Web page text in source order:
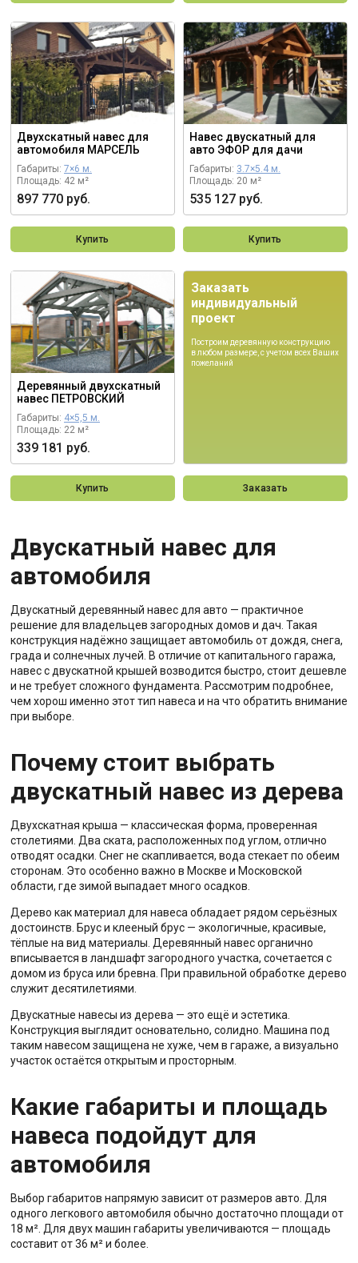
Двухскатный навес для
автомобиля МАРСЕЛЬ
Габариты: 7×6 м.
Площадь: 42 м²
897 770 руб.
Купить
Навес двускатный для
авто ЭФОР для дачи
Габариты: 3.7×5.4 м.
Площадь: 20 м²
535 127 руб.
Купить
Деревянный двухскатный
навес ПЕТРОВСКИЙ
Габариты: 4×5,5 м.
Площадь: 22 м²
339 181 руб.
Купить
Заказать
индивидуальный
проект
Построим деревянную конструкцию
в любом размере, с учетом всех Ваших
пожеланий
Заказать
Двускатный навес для
автомобиля
Двускатный деревянный навес для авто — практичное
решение для владельцев загородных домов и дач. Такая
конструкция надёжно защищает автомобиль от дождя, снега,
града и солнечных лучей. В отличие от капитального гаража,
навес с двускатной крышей возводится быстро, стоит дешевле
и не требует сложного фундамента. Рассмотрим подробнее,
чем хорош именно этот тип навеса и на что обратить внимание
при выборе.
Почему стоит выбрать
двускатный навес из дерева
Двухскатная крыша — классическая форма, проверенная
столетиями. Два ската, расположенных под углом, отлично
отводят осадки. Снег не скапливается, вода стекает по обеим
сторонам. Это особенно важно в Москве и Московской
области, где зимой выпадает много осадков.
Дерево как материал для навеса обладает рядом серьёзных
достоинств. Брус и клееный брус — экологичные, красивые,
тёплые на вид материалы. Деревянный навес органично
вписывается в ландшафт загородного участка, сочетается с
домом из бруса или бревна. При правильной обработке дерево
служит десятилетиями.
Двускатные навесы из дерева — это ещё и эстетика.
Конструкция выглядит основательно, солидно. Машина под
таким навесом защищена не хуже, чем в гараже, а визуально
участок остаётся открытым и просторным.
Какие габариты и площадь
навеса подойдут для
автомобиля
Выбор габаритов напрямую зависит от размеров авто. Для
одного легкового автомобиля обычно достаточно площади от
18 м². Для двух машин габариты увеличиваются — площадь
составит от 36 м² и более.